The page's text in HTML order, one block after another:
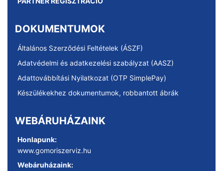
DOKUMENTUMOK
Általános Szerződési Feltételek (ÁSZF)
Adatvédelmi és adatkezelési szabályzat (AASZ)
Adattovábbítási Nyilatkozat (OTP SimplePay)
Készülékekhez dokumentumok, robbantott ábrák
WEBÁRUHÁZAINK
Honlapunk:
www.gomoriszerviz.hu
Webáruházaink: